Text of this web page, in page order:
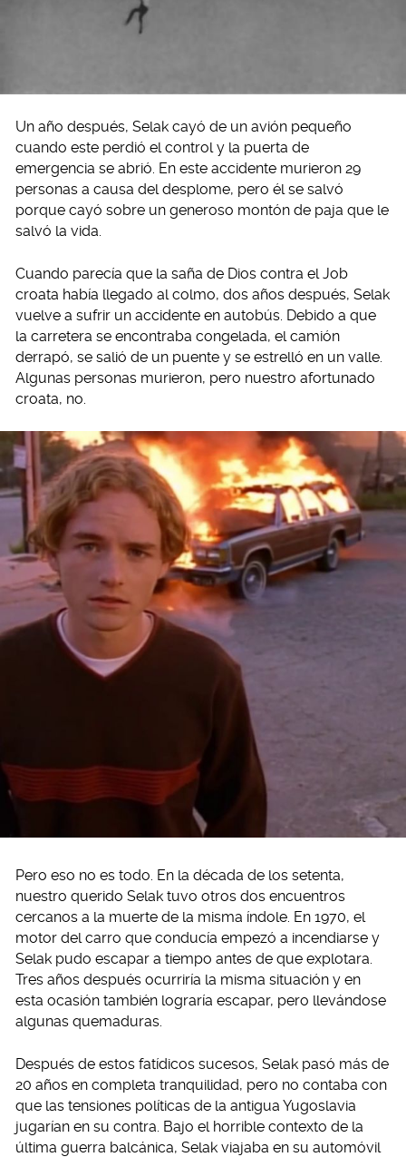
Un año después, Selak cayó de un avión pequeño
cuando este perdió el control y la puerta de
emergencia se abrió. En este accidente murieron 29
personas a causa del desplome, pero él se salvó
porque cayó sobre un generoso montón de paja que le
salvó la vida.
Cuando parecía que la saña de Dios contra el Job
croata había llegado al colmo, dos años después, Selak
vuelve a sufrir un accidente en autobús. Debido a que
la carretera se encontraba congelada, el camión
derrapó, se salió de un puente y se estrelló en un valle.
Algunas personas murieron, pero nuestro afortunado
croata, no.
Pero eso no es todo. En la década de los setenta,
nuestro querido Selak tuvo otros dos encuentros
cercanos a la muerte de la misma índole. En 1970, el
motor del carro que conducía empezó a incendiarse y
Selak pudo escapar a tiempo antes de que explotara.
Tres años después ocurriría la misma situación y en
esta ocasión también lograría escapar, pero llevándose
algunas quemaduras.
Después de estos fatídicos sucesos, Selak pasó más de
20 años en completa tranquilidad, pero no contaba con
que las tensiones políticas de la antigua Yugoslavia
jugarían en su contra. Bajo el horrible contexto de la
última guerra balcánica, Selak viajaba en su automóvil